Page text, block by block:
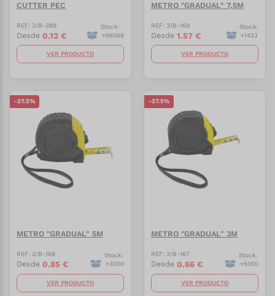
CUTTER PEC
REF: 3/B-389
Desde 0.12 €
Stock:
+66068
VER PRODUCTO
METRO "GRADUAL" 7,5M
REF: 3/B-169
Desde 1.57 €
Stock:
+1423
VER PRODUCTO
-27.5%
METRO "GRADUAL" 5M
REF: 3/B-168
Desde 0.85 €
Stock:
+3000
VER PRODUCTO
-27.5%
METRO "GRADUAL" 3M
REF: 3/B-167
Desde 0.66 €
Stock:
+5000
VER PRODUCTO